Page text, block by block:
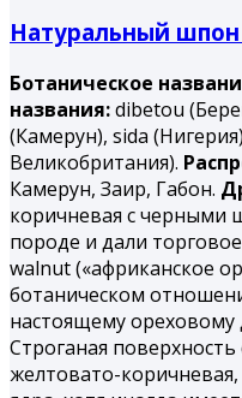
Натуральный
Ботаническое
названия:dibetou
(Камерун), sida
Великобритания).
Камерун, Заир, Габон.
коричневая с черными
породе и дали
walnut («африканское
ботаническом
настоящему ореховому
Строганая поверхность
желтовато-